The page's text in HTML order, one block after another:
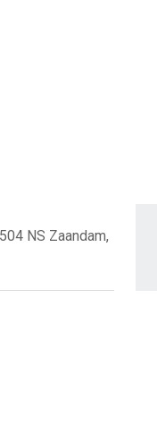
NS Zaandam,